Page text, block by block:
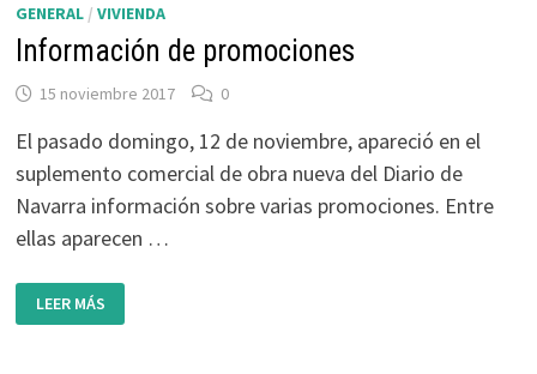
GENERAL/ VIVIENDA
Información de promociones
15 noviembre 2017 0
El pasado domingo, 12 de noviembre, apareció en el
suplemento comercial de obra nueva del Diario de
Navarra información sobre varias promociones. Entre
ellas aparecen …
INFORMACIÓN
DE
PROMOCIONES
LEER MÁS